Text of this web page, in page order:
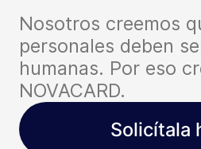
Nosotros creemos
personales deben
humanas. Por eso
NOVACARD.
Solicítala